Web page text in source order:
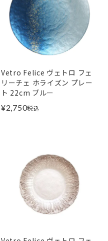
Vetro Felice ヴェトロ フェ
リーチェ ホライズン プレー
ト 22cm ブルー
¥2,750税込